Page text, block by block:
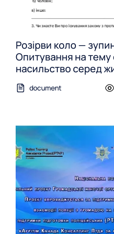
Розірви коло —
Опитування на тему
насильство серед
document